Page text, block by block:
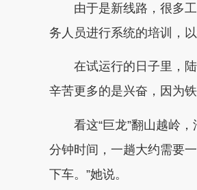
由于是新线路，很多工
务人员进行系统的培训，
在试运行的日子里，陆
辛苦更多的是兴奋，因为
看这“巨龙”翻山越岭，
分钟时间，一趟大约需要
下车。”她说。